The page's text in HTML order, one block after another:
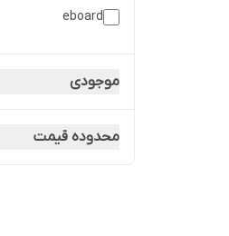
eboard
موجودی
محدوده قیمت